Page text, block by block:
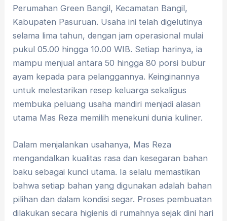
Perumahan Green Bangil, Kecamatan Bangil,
Kabupaten Pasuruan. Usaha ini telah digelutinya
selama lima tahun, dengan jam operasional mulai
pukul 05.00 hingga 10.00 WIB. Setiap harinya, ia
mampu menjual antara 50 hingga 80 porsi bubur
ayam kepada para pelanggannya. Keinginannya
untuk melestarikan resep keluarga sekaligus
membuka peluang usaha mandiri menjadi alasan
utama Mas Reza memilih menekuni dunia kuliner.
Dalam menjalankan usahanya, Mas Reza
mengandalkan kualitas rasa dan kesegaran bahan
baku sebagai kunci utama. Ia selalu memastikan
bahwa setiap bahan yang digunakan adalah bahan
pilihan dan dalam kondisi segar. Proses pembuatan
dilakukan secara higienis di rumahnya sejak dini hari